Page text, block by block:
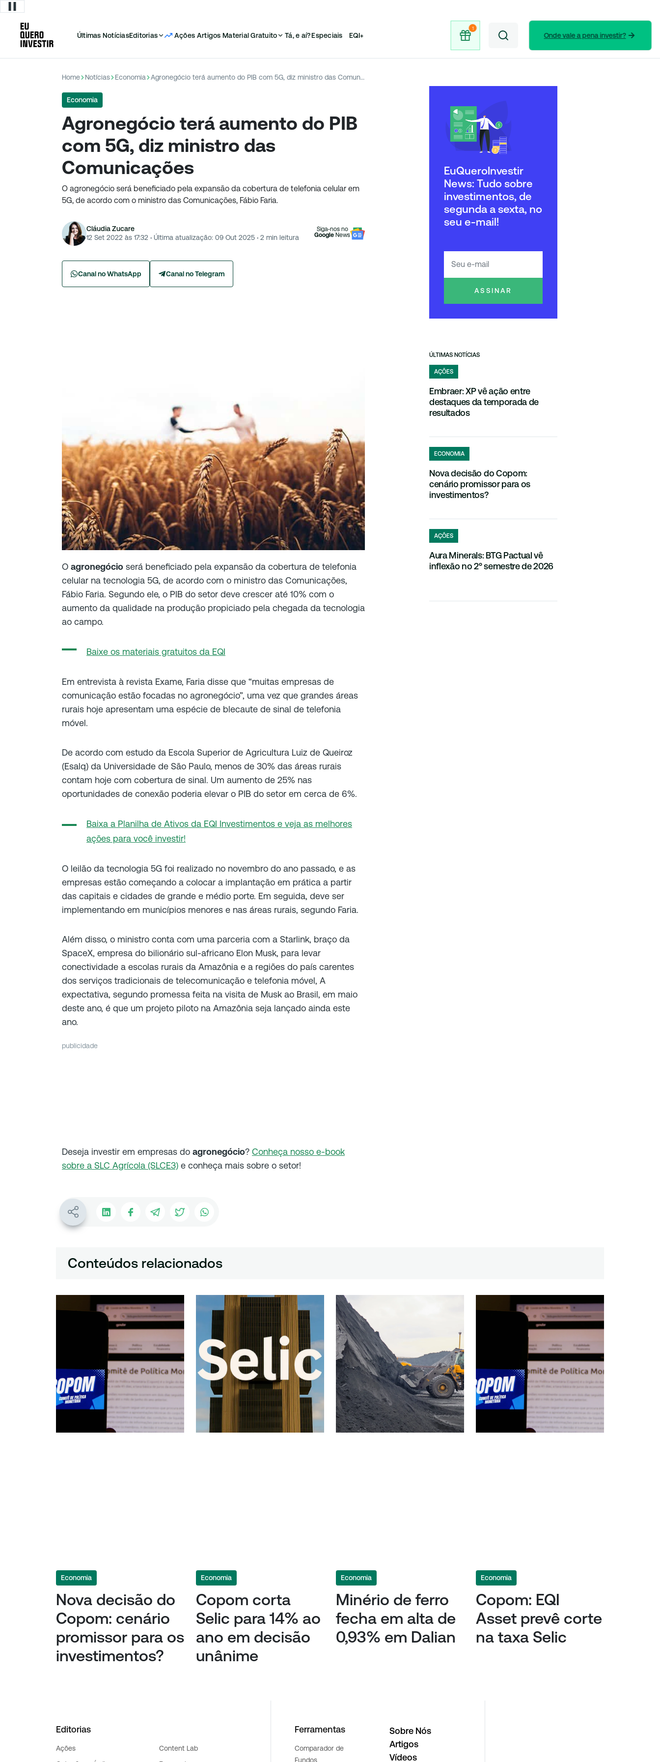
Últimas NotíciasEditorias Ações Artigos Material Gratuito Tá, e aí?Especiais EQI+ Onde vale a pena investir?
Home Notícias Economia Agronegócio terá aumento do PIB com 5G, diz ministro das Comunicações
Economia
Agronegócio terá aumento do PIB
com 5G, diz ministro das
Comunicações
O agronegócio será beneficiado pela expansão da cobertura de telefonia celular em
5G, de acordo com o ministro das Comunicações, Fábio Faria.
Cláudia Zucare
12 Set 2022 às 17:32 · Última atualização: 09 Out 2025 · 2 min leitura
Siga-nos no
Google News
Canal no WhatsApp Canal no Telegram
O agronegócio será beneficiado pela expansão da cobertura de telefonia
celular na tecnologia 5G, de acordo com o ministro das Comunicações,
Fábio Faria. Segundo ele, o PIB do setor deve crescer até 10% com o
aumento da qualidade na produção propiciado pela chegada da tecnologia
ao campo.
Baixe os materiais gratuitos da EQI
Em entrevista à revista Exame, Faria disse que “muitas empresas de
comunicação estão focadas no agronegócio”, uma vez que grandes áreas
rurais hoje apresentam uma espécie de blecaute de sinal de telefonia
móvel.
De acordo com estudo da Escola Superior de Agricultura Luiz de Queiroz
(Esalq) da Universidade de São Paulo, menos de 30% das áreas rurais
contam hoje com cobertura de sinal. Um aumento de 25% nas
oportunidades de conexão poderia elevar o PIB do setor em cerca de 6%.
Baixa a Planilha de Ativos da EQI Investimentos e veja as melhores
ações para você investir!
O leilão da tecnologia 5G foi realizado no novembro do ano passado, e as
empresas estão começando a colocar a implantação em prática a partir
das capitais e cidades de grande e médio porte. Em seguida, deve ser
implementando em municípios menores e nas áreas rurais, segundo Faria.
Além disso, o ministro conta com uma parceria com a Starlink, braço da
SpaceX, empresa do bilionário sul-africano Elon Musk, para levar
conectividade a escolas rurais da Amazônia e a regiões do país carentes
dos serviços tradicionais de telecomunicação e telefonia móvel, A
expectativa, segundo promessa feita na visita de Musk ao Brasil, em maio
deste ano, é que um projeto piloto na Amazônia seja lançado ainda este
ano.
publicidade
Deseja investir em empresas do agronegócio? Conheça nosso e-book
sobre a SLC Agrícola (SLCE3) e conheça mais sobre o setor!
EuQueroInvestir
News: Tudo sobre
investimentos, de
segunda a sexta, no
seu e-mail!
ASSINAR
ÚLTIMAS NOTÍCIAS
AÇÕES
Embraer: XP vê ação entre
destaques da temporada de
resultados
ECONOMIA
Nova decisão do Copom:
cenário promissor para os
investimentos?
AÇÕES
Aura Minerals: BTG Pactual vê
inflexão no 2º semestre de 2026
Conteúdos relacionados
Economia
Nova decisão do
Copom: cenário
promissor para os
investimentos?
Economia
Copom corta
Selic para 14% ao
ano em decisão
unânime
Economia
Minério de ferro
fecha em alta de
0,93% em Dalian
Economia
Copom: EQI
Asset prevê corte
na taxa Selic
Editorias
Ações
Content Lab
Ferramentas
Comparador de
Fundos
Sobre Nós
Artigos
Vídeos